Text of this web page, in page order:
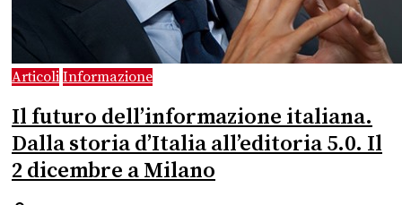
Articoli Informazione
Il futuro dell’informazione italiana.
Dalla storia d’Italia all’editoria 5.0. Il
2 dicembre a Milano